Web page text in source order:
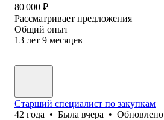
80 000 ₽
Рассматривает предложения
Общий опыт
13 лет 9 месяцев
Старший специалист по закупкам
42 года • Была вчера • Обновлено